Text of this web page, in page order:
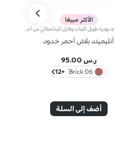
الأكثر مبيعًا
أنليميتد بلاش أحمر خدود
ر.س 95.00
06 Brick
+12
أضف إلى السلة